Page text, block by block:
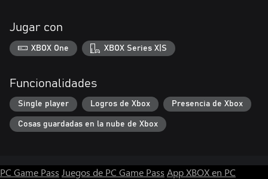
Jugar con
XBOX One XBOX Series X|S
Funcionalidades
Single player Logros de Xbox Presencia de Xbox
Cosas guardadas en la nube de Xbox
PC Game Pass Juegos de PC Game Pass App XBOX en PC